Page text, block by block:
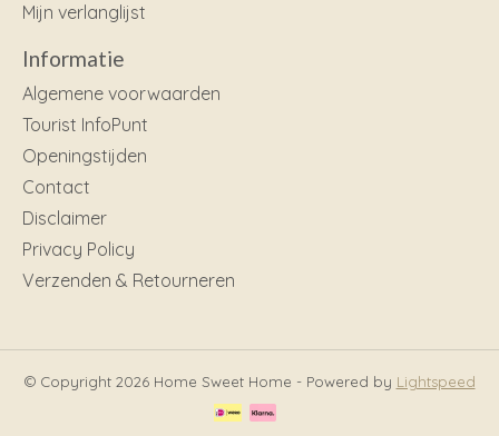
Mijn verlanglijst
Informatie
Algemene voorwaarden
Tourist InfoPunt
Openingstijden
Contact
Disclaimer
Privacy Policy
Verzenden & Retourneren
© Copyright 2026 Home Sweet Home - Powered by Lightspeed